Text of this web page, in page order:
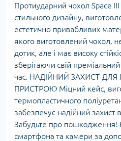
Протиударний чохол Space
стильного дизайну,
естетично привабливих
якого виготовлений чохол,
дотик, але і має високу
зберігаючи свій
час. НАДІЙНИЙ ЗАХИСТ
ПРИСТРОЮ Міцний кейс,
термопластичного
забезпечує надійний
Забудьте про пошкодження!
смартфона та камери за